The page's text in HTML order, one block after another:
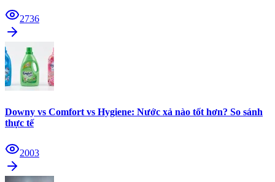
2736
Downy vs Comfort vs Hygiene: Nước xả nào tốt hơn? So sánh
thực tế
2003